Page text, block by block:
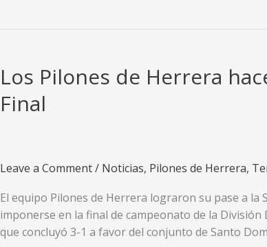
y
con
el
IX
Campeonato
de
Los Pilones de Herrera
Final
Leave a Comment/ Noticias, Pilones de Herrera,
El equipo Pilones de Herrera lograron su pase a
imponerse en la final de campeonato de la
que concluyó 3-1 a favor del conjunto de Santo